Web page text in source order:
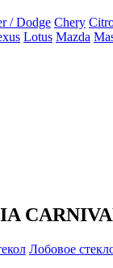
/ Dodge Chery
Lotus Mazda
Лобовое